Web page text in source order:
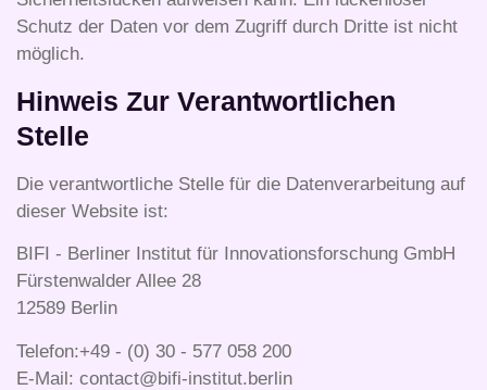
Schutz der Daten vor dem Zugriff durch Dritte ist nicht
möglich.
Hinweis Zur Verantwortlichen
Stelle
Die verantwortliche Stelle für die Datenverarbeitung auf
dieser Website ist:
BIFI - Berliner Institut für Innovationsforschung GmbH
Fürstenwalder Allee 28
12589 Berlin
Telefon:+49 - (0) 30 - 577 058 200
E-Mail: ​contact@bifi-institut.berlin